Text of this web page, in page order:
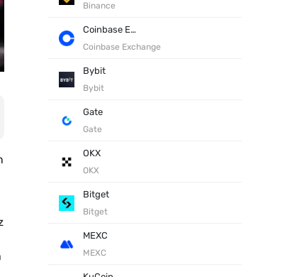
Binance
Coinbase Exchange
Coinbase Exchange
Bybit
Bybit
Gate
Gate
OKX
OKX
Bitget
Bitget
MEXC
MEXC